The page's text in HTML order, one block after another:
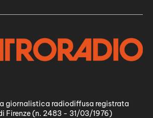
giornalistica radiodiffusa registrata
Firenze (n. 2483 - 31/03/1976)